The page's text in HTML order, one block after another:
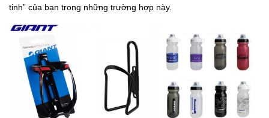
tinh” của bạn trong những trường hợp này.